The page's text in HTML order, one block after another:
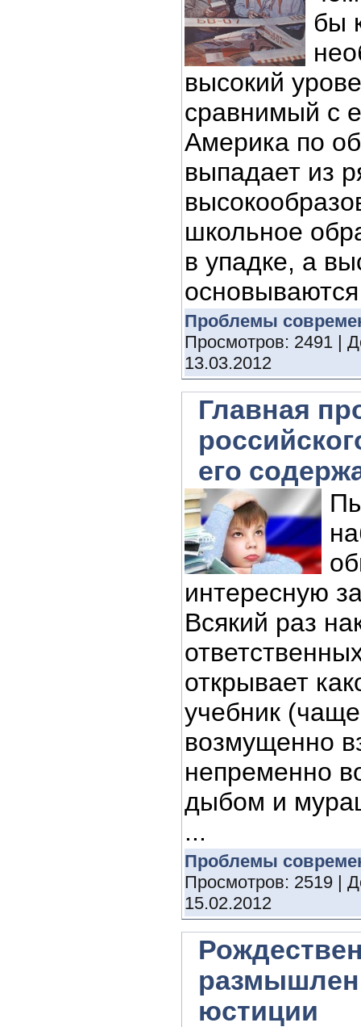
бы
высокий
сравнимый с
Америка по
выпадает из
школьное
в упадке, а
Проблемы
Просмотров: 2491 |
13.03.2012
Главная
его
интересную
Всякий раз
открывает
учебник
возмущенно
непременно
дыбом и
...
Проблемы
Просмотров: 2519 |
15.02.2012
юстиции